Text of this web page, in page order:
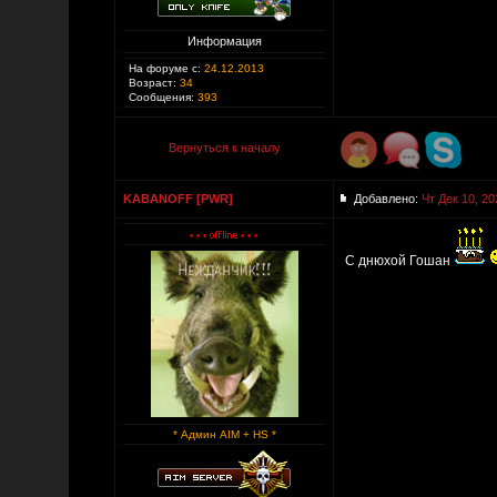
Информация
На форуме с: 24.12.2013
Возраст: 34
Сообщения: 393
Вернуться к началу
KABANOFF [PWR] Добавлено: Чт Дек 10,
* Админ AIM + HS *
С днюхой Гошан